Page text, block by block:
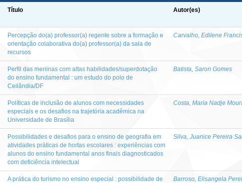
Título Autor(es)
Percepção do(a) professor(a) regente sobre a formação e
orientação colaborativa do(a) professor(a) da sala de
recursos
Carvalho, Edilene
Perfil das meninas com altas habilidades/superdotação
do ensino fundamental : um estudo do polo de
Ceilândia/DF
Batista, Saron Gomes
Políticas de inclusão de alunos com necessidades
especiais e os desafios na trajetória acadêmica na
Universidade de Brasília
Costa, Maria Nadje
Possibilidades e desafios para o ensino de geografia em
atividades práticas de hortas escolares : experiências com
alunos do ensino fundamental anos finais diagnosticados
com deficiência intelectual
Silva, Juanice Pereira
A prática do turismo no ensino especial : possibilidade de
Barroso, Elisangela